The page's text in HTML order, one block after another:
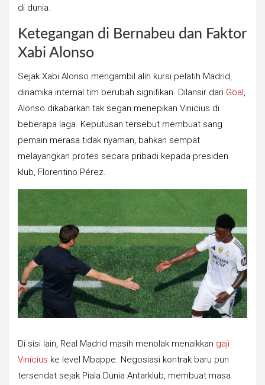
di dunia.
Ketegangan di Bernabeu dan Faktor
Xabi Alonso
Sejak Xabi Alonso mengambil alih kursi pelatih Madrid,
dinamika internal tim berubah signifikan. Dilansir dari Goal,
Alonso dikabarkan tak segan menepikan Vinicius di
beberapa laga. Keputusan tersebut membuat sang
pemain merasa tidak nyaman, bahkan sempat
melayangkan protes secara pribadi kepada presiden
klub, Florentino Pérez.
Di sisi lain, Real Madrid masih menolak menaikkan gaji
Vinicius ke level Mbappe. Negosiasi kontrak baru pun
tersendat sejak Piala Dunia Antarklub, membuat masa